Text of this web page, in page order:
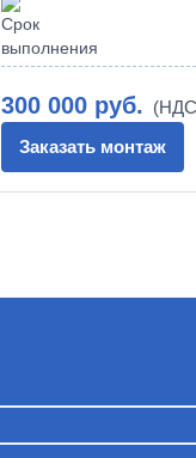
300 000 руб.
Заказать монтаж